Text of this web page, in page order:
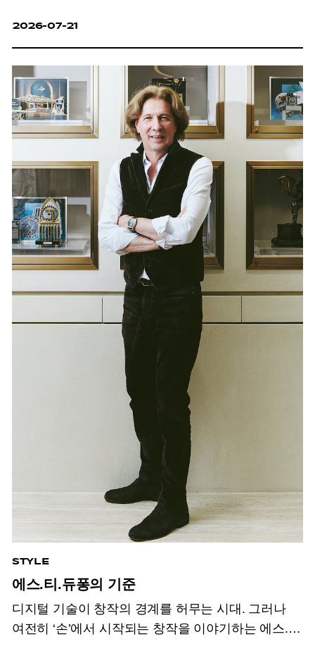
2026-07-21
STYLE
에스.티.듀퐁의 기준￼
디지털 기술이 창작의 경계를 허무는 시대. 그러나
여전히 ‘손’에서 시작되는 창작을 이야기하는 에스.